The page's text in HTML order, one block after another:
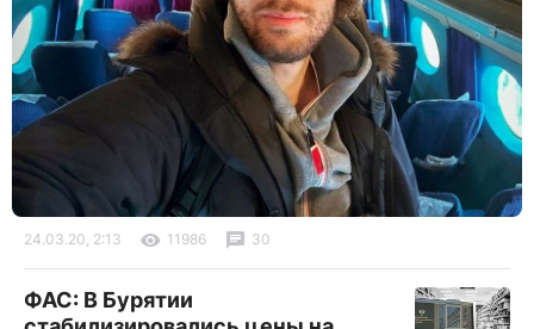
24.03.20, 2:13 11986 30
ФАС: В Бурятии